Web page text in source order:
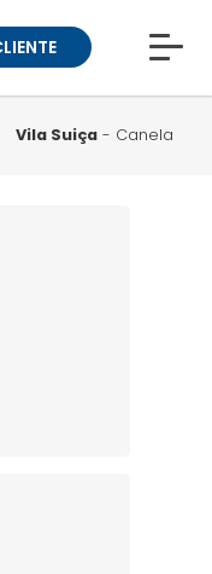
A MUCK
CONOSCO
Vila Suiça - Canela